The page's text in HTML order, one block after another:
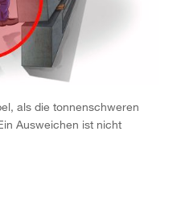
als die tonnenschweren
Ausweichen ist nicht